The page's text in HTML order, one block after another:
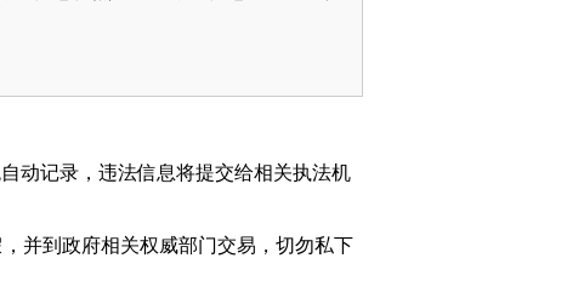
动记录，违法信息将提交给相关执法机
并到政府相关权威部门交易，切勿私下